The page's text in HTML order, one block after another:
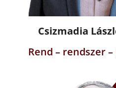
Csizmadia
Rend – rendszer